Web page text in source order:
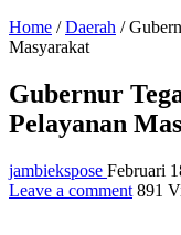
Home / Daerah /
Masyarakat
Gubernur
Pelayanan
jambiekspose Februari
Leave a comment 891